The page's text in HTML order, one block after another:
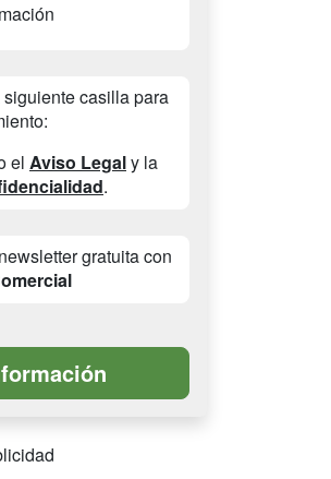
casilla para
el Aviso Legaly la
.
gratuita con